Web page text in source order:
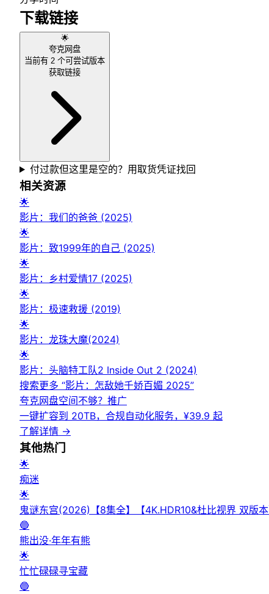
下载链接
🌟
夸克网盘
当前有 2 个可尝试版本
获取链接
付过款但这里是空的？用取货凭证找回
相关资源
🌟
影片：我们的爸爸 (2025)
🌟
影片：致1999年的自己 (2025)
🌟
影片：乡村爱情17 (2025)
🌟
影片：极速救援 (2019)
🌟
影片：龙珠大魔(2024)
🌟
影片：头脑特工队2 Inside Out 2 (2024)
搜索更多 “影片：怎敌她千娇百媚 2025”
夸克网盘空间不够？ 推广
一键扩容到 20TB，合规自动化服务，¥39.9 起
了解详情 →
其他热门
🌟
痴迷
🌟
鬼谜东宫(2026)【8集全】【4K.HDR10&杜比视界 双版
🔵
熊出没·年年有熊
🌟
忙忙碌碌寻宝藏
🔵